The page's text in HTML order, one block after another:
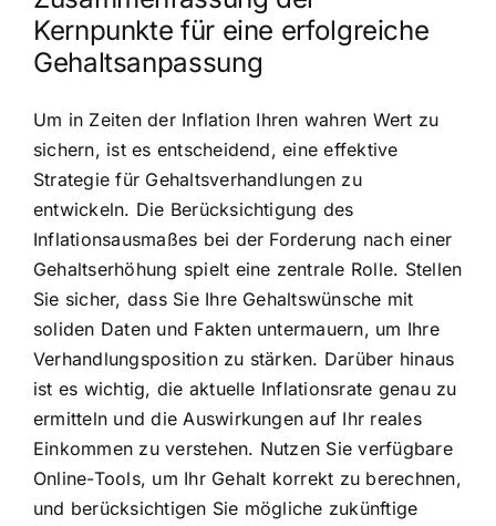
Kernpunkte für eine erfolgreiche
Gehaltsanpassung
Um in Zeiten der Inflation Ihren wahren Wert zu
sichern, ist es entscheidend, eine effektive
Strategie für Gehaltsverhandlungen zu
entwickeln. Die Berücksichtigung des
Inflationsausmaßes bei der Forderung nach einer
Gehaltserhöhung spielt eine zentrale Rolle. Stellen
Sie sicher, dass Sie Ihre Gehaltswünsche mit
soliden Daten und Fakten untermauern, um Ihre
Verhandlungsposition zu stärken. Darüber hinaus
ist es wichtig, die aktuelle Inflationsrate genau zu
ermitteln und die Auswirkungen auf Ihr reales
Einkommen zu verstehen. Nutzen Sie verfügbare
Online-Tools, um Ihr Gehalt korrekt zu berechnen,
und berücksichtigen Sie mögliche zukünftige